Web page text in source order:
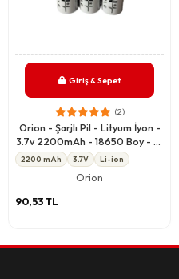
Giriş & Sepet
(2)
Orion - Şarjlı Pil - Lityum İyon -
3.7v 2200mAh - 18650 Boy - 5c
- Başlı
2200 mAh 3.7V Li-ion
Orion
90,53 TL